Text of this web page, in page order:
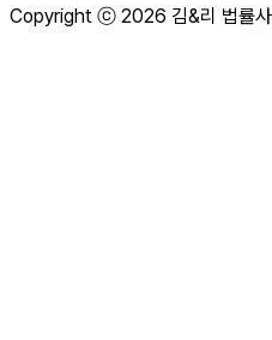
Copyright ⓒ 2026 김&리 법률